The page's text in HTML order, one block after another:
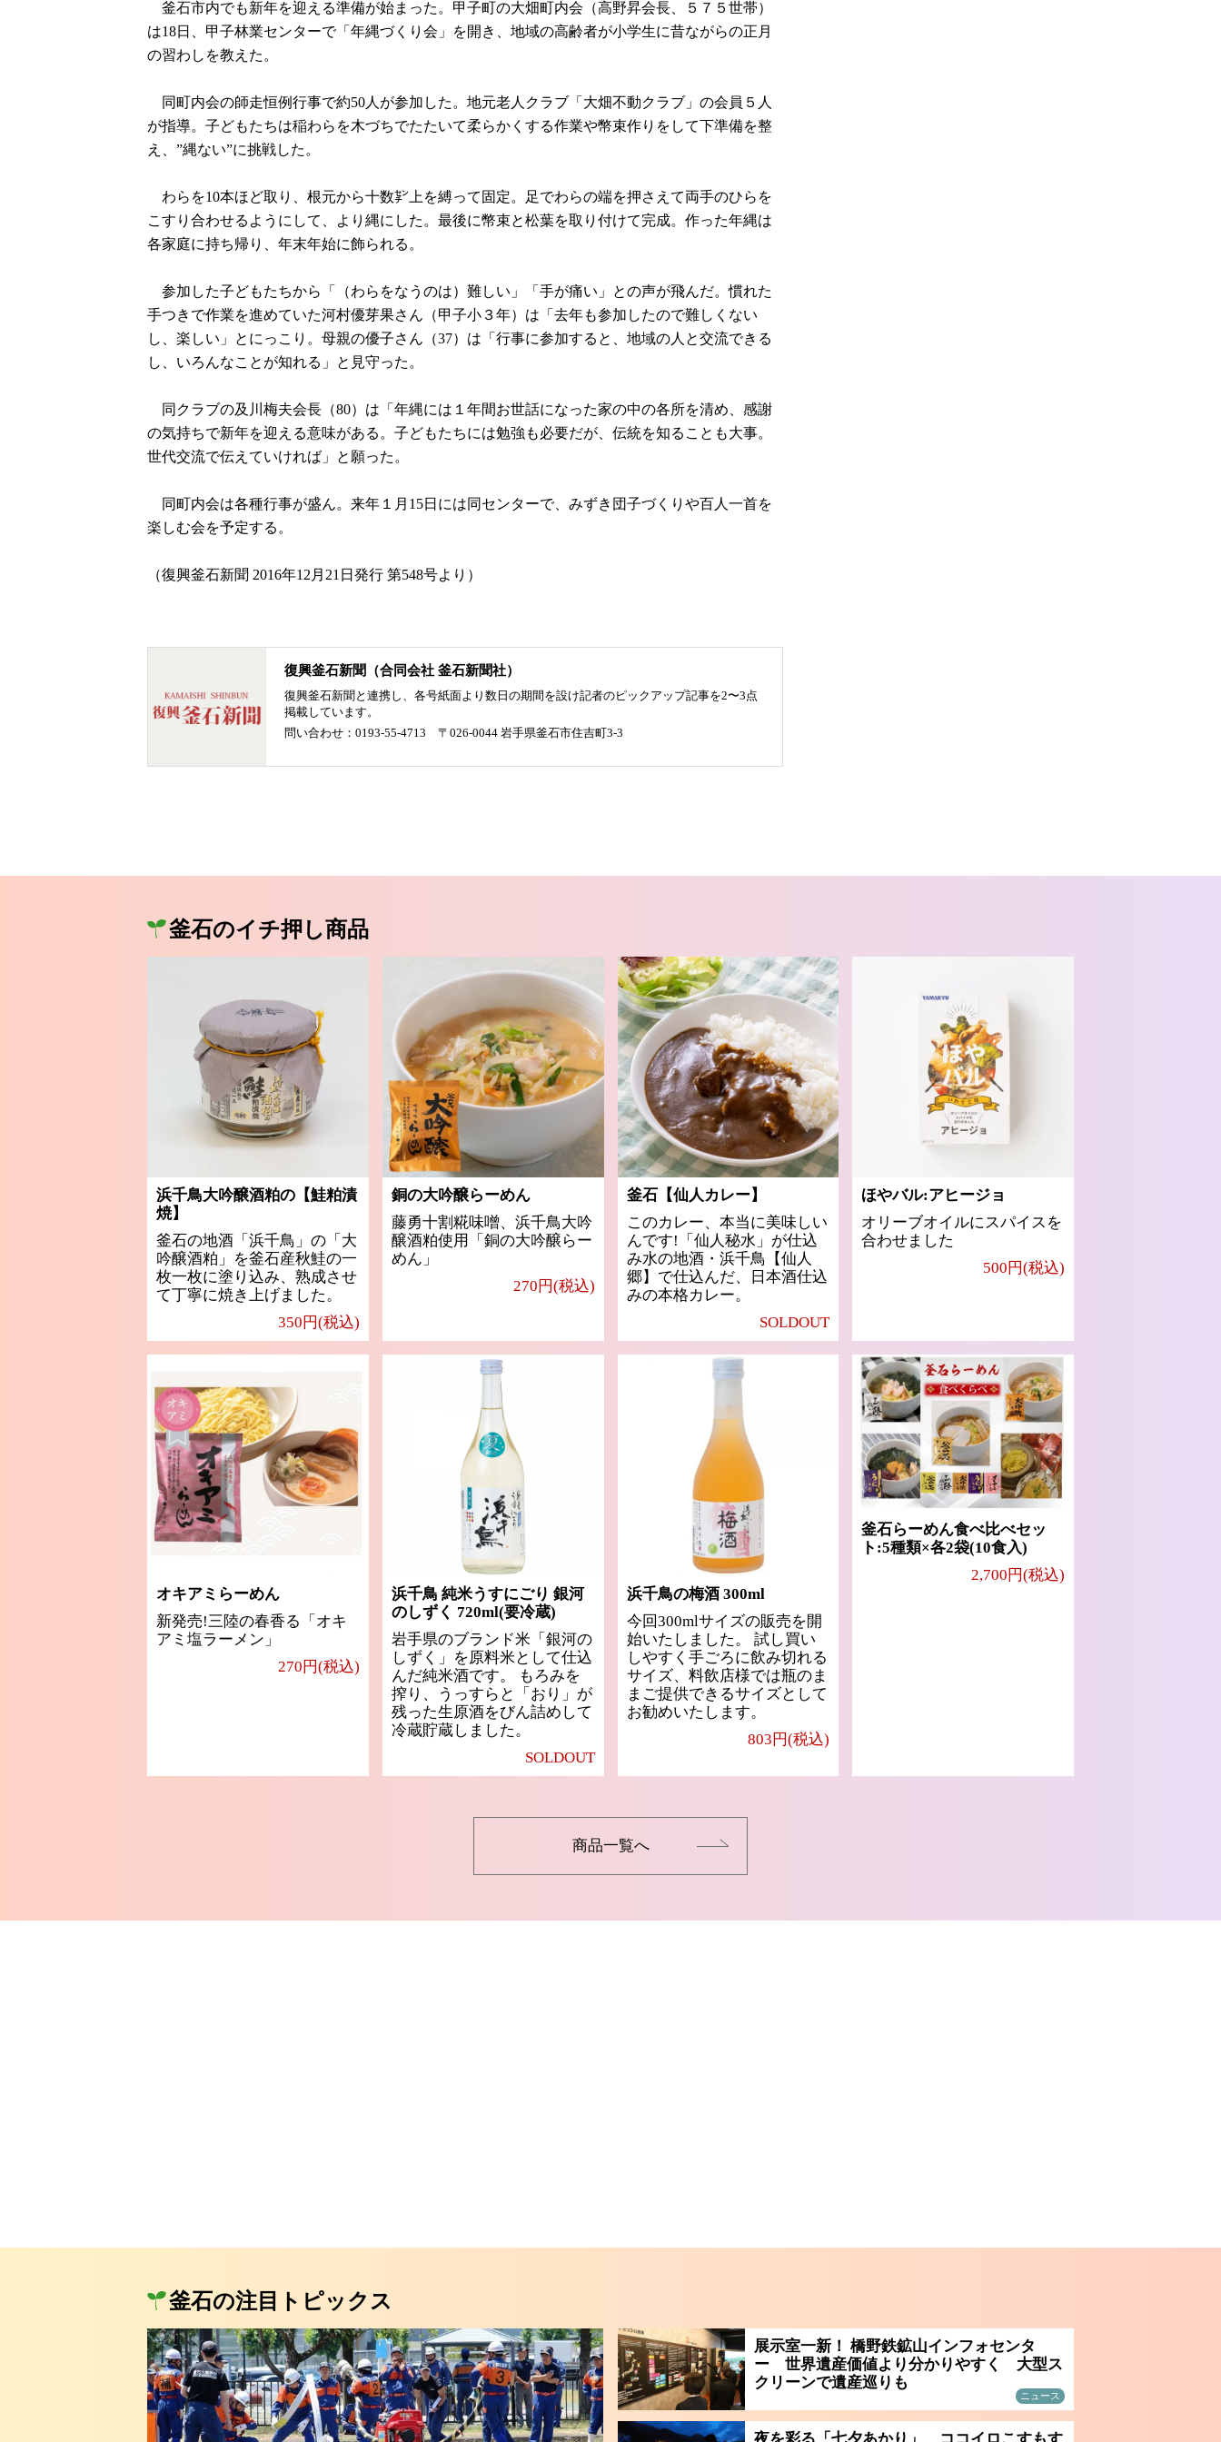
釜石市内でも新年を迎える準備が始まった。甲子町の大畑町内会（高野昇会長、５７５世帯）
は18日、甲子林業センターで「年縄づくり会」を開き、地域の高齢者が小学生に昔ながらの正月
の習わしを教えた。
同町内会の師走恒例行事で約50人が参加した。地元老人クラブ「大畑不動クラブ」の会員５人
が指導。子どもたちは稲わらを木づちでたたいて柔らかくする作業や幣束作りをして下準備を整
え、”縄ない”に挑戦した。
わらを10本ほど取り、根元から十数㌢上を縛って固定。足でわらの端を押さえて両手のひらを
こすり合わせるようにして、より縄にした。最後に幣束と松葉を取り付けて完成。作った年縄は
各家庭に持ち帰り、年末年始に飾られる。
参加した子どもたちから「（わらをなうのは）難しい」「手が痛い」との声が飛んだ。慣れた
手つきで作業を進めていた河村優芽果さん（甲子小３年）は「去年も参加したので難しくない
し、楽しい」とにっこり。母親の優子さん（37）は「行事に参加すると、地域の人と交流できる
し、いろんなことが知れる」と見守った。
同クラブの及川梅夫会長（80）は「年縄には１年間お世話になった家の中の各所を清め、感謝
の気持ちで新年を迎える意味がある。子どもたちには勉強も必要だが、伝統を知ることも大事。
世代交流で伝えていければ」と願った。
同町内会は各種行事が盛ん。来年１月15日には同センターで、みずき団子づくりや百人一首を
楽しむ会を予定する。
（復興釜石新聞 2016年12月21日発行 第548号より）
復興釜石新聞（合同会社 釜石新聞社）
復興釜石新聞と連携し、各号紙面より数日の期間を設け記者のピックアップ記事を2〜3点
掲載しています。
問い合わせ：0193-55-4713 〒026-0044 岩手県釜石市住吉町3-3
釜石のイチ押し商品
浜千鳥大吟醸酒粕の【鮭粕漬
焼】
釜石の地酒「浜千鳥」の「大
吟醸酒粕」を釜石産秋鮭の一
枚一枚に塗り込み、熟成させ
て丁寧に焼き上げました。
350円(税込)
銅の大吟醸らーめん
藤勇十割糀味噌、浜千鳥大吟
醸酒粕使用「銅の大吟醸らー
めん」
270円(税込)
釜石【仙人カレー】
このカレー、本当に美味しい
んです!「仙人秘水」が仕込
み水の地酒・浜千鳥【仙人
郷】で仕込んだ、日本酒仕込
みの本格カレー。
SOLDOUT
ほやバル:アヒージョ
オリーブオイルにスパイスを
合わせました
500円(税込)
オキアミらーめん
新発売!三陸の春香る「オキ
アミ塩ラーメン」
270円(税込)
浜千鳥 純米うすにごり 銀河
のしずく 720ml(要冷蔵)
岩手県のブランド米「銀河の
しずく」を原料米として仕込
んだ純米酒です。 もろみを
搾り、うっすらと「おり」が
残った生原酒をびん詰めして
冷蔵貯蔵しました。
SOLDOUT
浜千鳥の梅酒 300ml
今回300mlサイズの販売を開
始いたしました。 試し買い
しやすく手ごろに飲み切れる
サイズ、料飲店様では瓶のま
まご提供できるサイズとして
お勧めいたします。
803円(税込)
釜石らーめん食べ比べセッ
ト:5種類×各2袋(10食入)
2,700円(税込)
商品一覧へ
釜石の注目トピックス
展示室一新！ 橋野鉄鉱山インフォセンタ
ー 世界遺産価値より分かりやすく 大型ス
クリーンで遺産巡りも
ニュース